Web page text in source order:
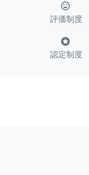
tag_faces
評価制度
stars
認定制度